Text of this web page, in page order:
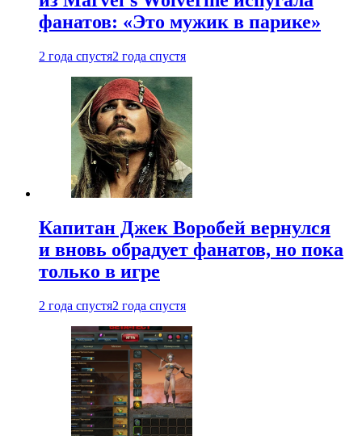
фанатов: «Это мужик в парике»
2 года спустя2 года спустя
Капитан Джек Воробей вернулся
и вновь обрадует фанатов, но пока
только в игре
2 года спустя2 года спустя